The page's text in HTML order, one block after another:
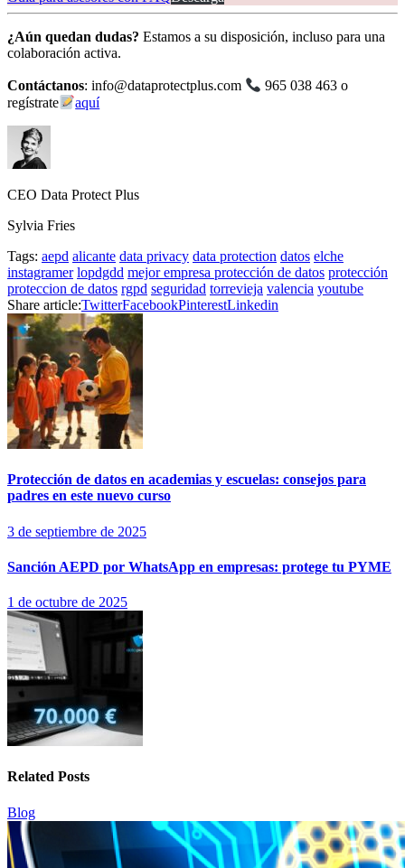
¿Aún quedan dudas? Estamos a su disposición, incluso para una
colaboración activa.
Contáctanos: info@dataprotectplus.com
965 038 463 o
regístrate
aquí
CEO Data Protect Plus
Sylvia Fries
Tags: aepd alicante data privacy data protection datos elche
instagramer lopdgdd mejor empresa protección de datos protección
proteccion de datos rgpd seguridad torrevieja valencia youtube
Share article:TwitterFacebookPinterestLinkedin
Protección de datos en academias y escuelas: consejos para
padres en este nuevo curso
3 de septiembre de 2025
Sanción AEPD por WhatsApp en empresas: protege tu PYME
1 de octubre de 2025
Related Posts
Blog